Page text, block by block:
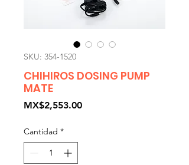
SKU: 354-1520
CHIHIROS DOSING PUMP
MATE
MX$2,553.00Precio
Cantidad *